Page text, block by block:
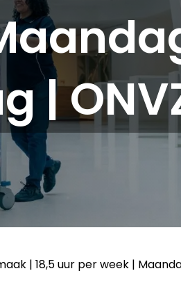
|
| 18,5 uur per week |